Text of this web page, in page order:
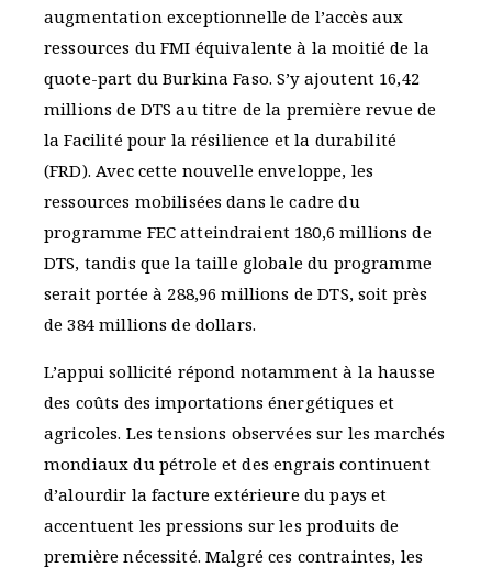
augmentation exceptionnelle de l’accès aux
ressources du FMI équivalente à la moitié de la
quote-part du Burkina Faso. S’y ajoutent 16,42
millions de DTS au titre de la première revue de
la Facilité pour la résilience et la durabilité
(FRD). Avec cette nouvelle enveloppe, les
ressources mobilisées dans le cadre du
programme FEC atteindraient 180,6 millions de
DTS, tandis que la taille globale du programme
serait portée à 288,96 millions de DTS, soit près
de 384 millions de dollars.
L’appui sollicité répond notamment à la hausse
des coûts des importations énergétiques et
agricoles. Les tensions observées sur les marchés
mondiaux du pétrole et des engrais continuent
d’alourdir la facture extérieure du pays et
accentuent les pressions sur les produits de
première nécessité. Malgré ces contraintes, les